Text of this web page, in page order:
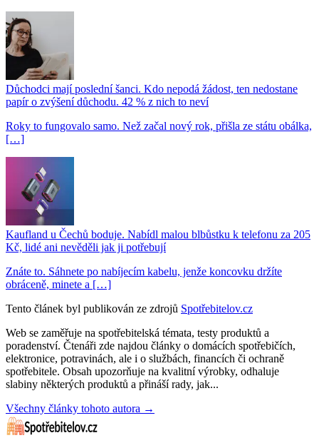
Důchodci mají poslední šanci. Kdo nepodá žádost, ten nedostane
papír o zvýšení důchodu. 42 % z nich to neví
Roky to fungovalo samo. Než začal nový rok, přišla ze státu obálka,
[…]
Kaufland u Čechů boduje. Nabídl malou blbůstku k telefonu za 205
Kč, lidé ani nevěděli jak ji potřebují
Znáte to. Sáhnete po nabíjecím kabelu, jenže koncovku držíte
obráceně, minete a […]
Tento článek byl publikován ze zdrojů Spotřebitelov.cz
Web se zaměřuje na spotřebitelská témata, testy produktů a
poradenství. Čtenáři zde najdou články o domácích spotřebičích,
elektronice, potravinách, ale i o službách, financích či ochraně
spotřebitele. Obsah upozorňuje na kvalitní výrobky, odhaluje
slabiny některých produktů a přináší rady, jak...
Všechny články tohoto autora →